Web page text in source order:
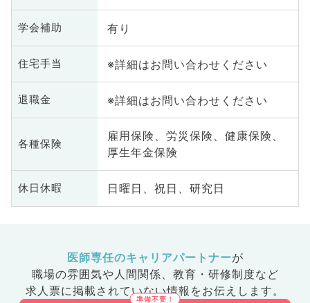
学会補助 有り
住宅手当 ※詳細はお問い合わせください
退職金 ※詳細はお問い合わせください
各種保険
雇用保険、労災保険、健康保険、
厚生年金保険
休日休暇 日曜日、祝日、研究日
医師専任のキャリアパートナーが
職場の雰囲気や人間関係、 教育・研修制度など
求人票に掲載されていない情報をお伝えします。